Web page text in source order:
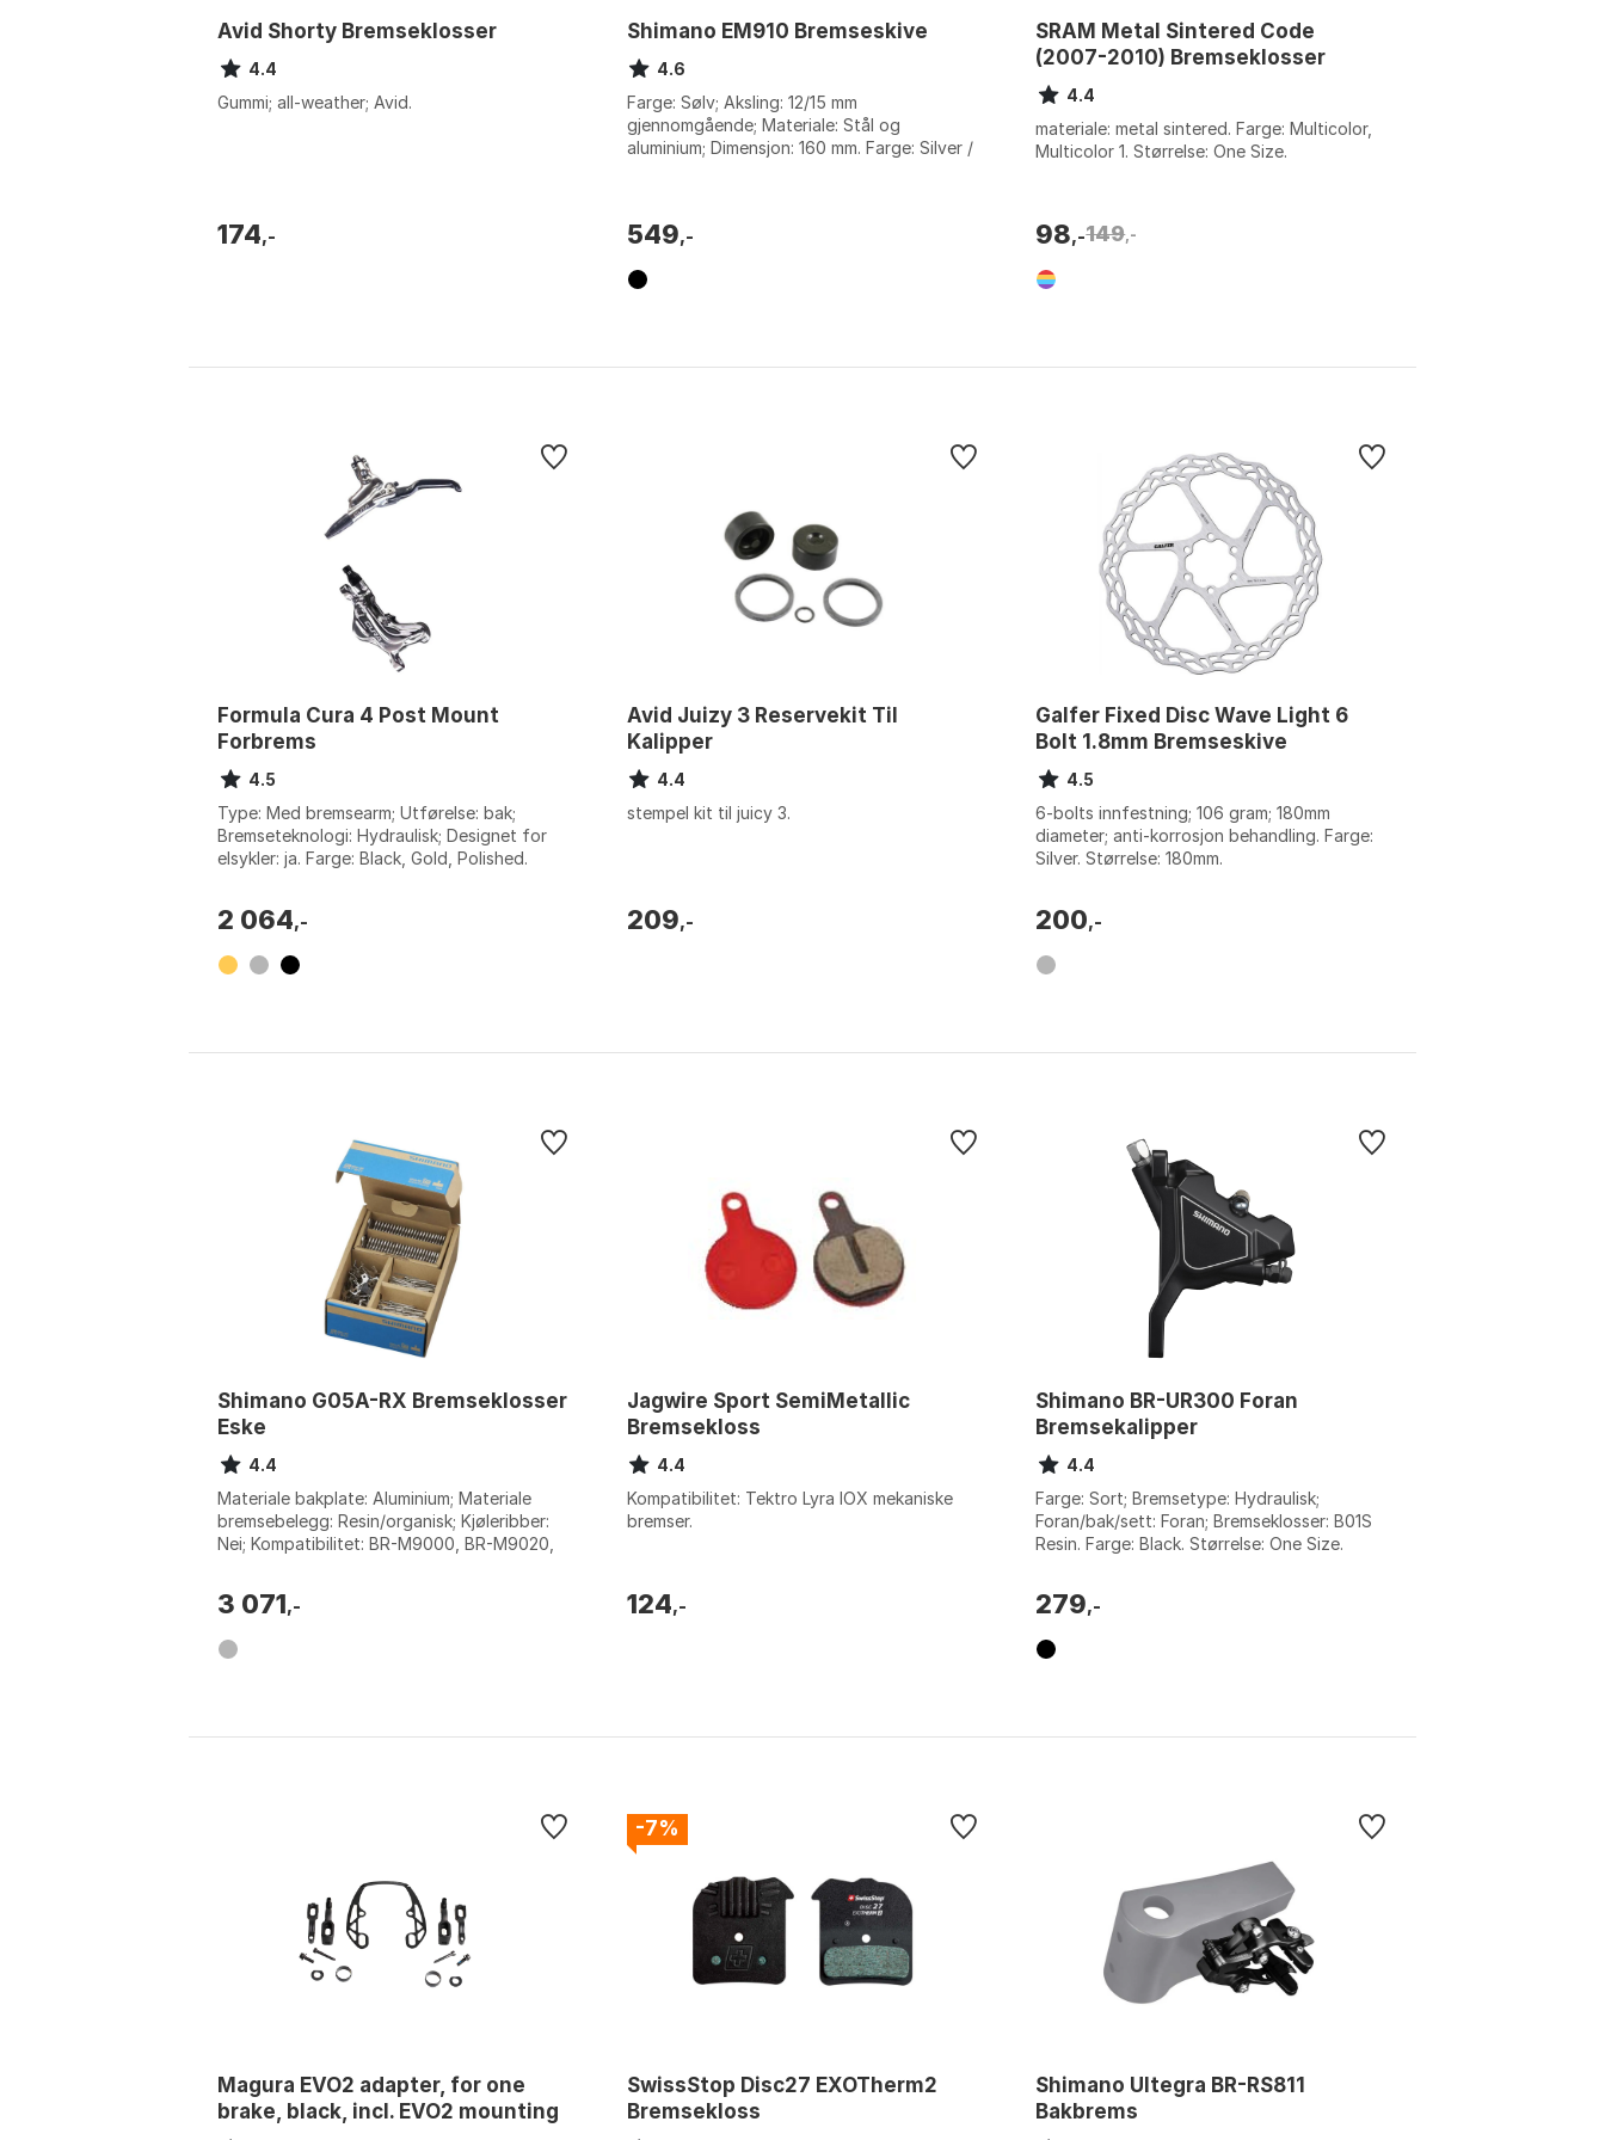
Avid Shorty Bremseklosser
4.4
Gummi; all-weather; Avid.
174,-
Shimano EM910 Bremseskive
4.6
Farge: Sølv; Aksling: 12/15 mm
gjennomgående; Materiale: Stål og
aluminium; Dimensjon: 160 mm. Farge: Silver /
549,-
SRAM Metal Sintered Code
(2007-2010) Bremseklosser
4.4
materiale: metal sintered. Farge: Multicolor,
Multicolor 1. Størrelse: One Size.
98,-149,-
Formula Cura 4 Post Mount
Forbrems
4.5
Type: Med bremsearm; Utførelse: bak;
Bremseteknologi: Hydraulisk; Designet for
elsykler: ja. Farge: Black, Gold, Polished.
2 064,-
Avid Juizy 3 Reservekit Til
Kalipper
4.4
stempel kit til juicy 3.
209,-
Galfer Fixed Disc Wave Light 6
Bolt 1.8mm Bremseskive
4.5
6-bolts innfestning; 106 gram; 180mm
diameter; anti-korrosjon behandling. Farge:
Silver. Størrelse: 180mm.
200,-
Shimano G05A-RX Bremseklosser
Eske
4.4
Materiale bakplate: Aluminium; Materiale
bremsebelegg: Resin/organisk; Kjøleribber:
Nei; Kompatibilitet: BR-M9000, BR-M9020,
3 071,-
Jagwire Sport SemiMetallic
Bremsekloss
4.4
Kompatibilitet: Tektro Lyra IOX mekaniske
bremser.
124,-
Shimano BR-UR300 Foran
Bremsekalipper
4.4
Farge: Sort; Bremsetype: Hydraulisk;
Foran/bak/sett: Foran; Bremseklosser: B01S
Resin. Farge: Black. Størrelse: One Size.
279,-
Magura EVO2 adapter, for one
brake, black, incl. EVO2 mounting
-7%
SwissStop Disc27 EXOTherm2
Bremsekloss
Shimano Ultegra BR-RS811
Bakbrems